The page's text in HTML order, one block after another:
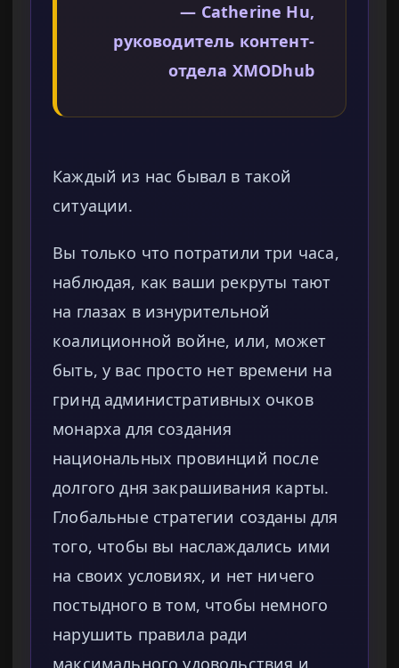
— Catherine Hu,
руководитель контент-
отдела XMODhub
Каждый из нас бывал в такой
ситуации.
Вы только что потратили три часа,
наблюдая, как ваши рекруты тают
на глазах в изнурительной
коалиционной войне, или, может
быть, у вас просто нет времени на
гринд административных очков
монарха для создания
национальных провинций после
долгого дня закрашивания карты.
Глобальные стратегии созданы для
того, чтобы вы наслаждались ими
на своих условиях, и нет ничего
постыдного в том, чтобы немного
нарушить правила ради